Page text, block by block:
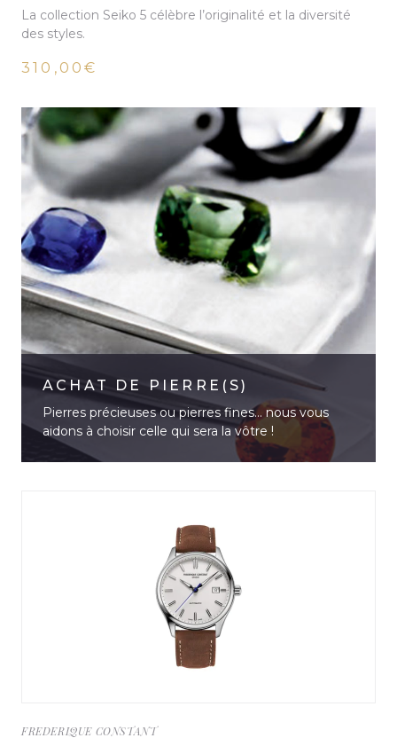
La collection Seiko 5 célèbre l’originalité et la diversité
des styles.
310,00€
ACHAT DE PIERRE(S)
Pierres précieuses ou pierres fines… nous vous
aidons à choisir celle qui sera la vôtre !
FREDERIQUE CONSTANT